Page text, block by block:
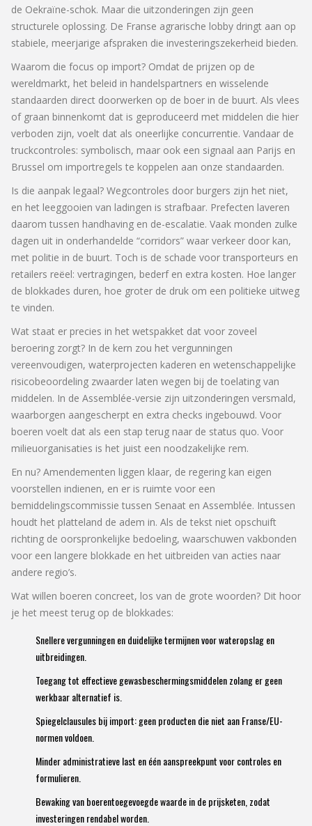
de Oekraïne-schok. Maar die uitzonderingen zijn geen
structurele oplossing. De Franse agrarische lobby dringt aan op
stabiele, meerjarige afspraken die investeringszekerheid bieden.
Waarom die focus op import? Omdat de prijzen op de
wereldmarkt, het beleid in handelspartners en wisselende
standaarden direct doorwerken op de boer in de buurt. Als vlees
of graan binnenkomt dat is geproduceerd met middelen die hier
verboden zijn, voelt dat als oneerlijke concurrentie. Vandaar de
truckcontroles: symbolisch, maar ook een signaal aan Parijs en
Brussel om importregels te koppelen aan onze standaarden.
Is die aanpak legaal? Wegcontroles door burgers zijn het niet,
en het leeggooien van ladingen is strafbaar. Prefecten laveren
daarom tussen handhaving en de-escalatie. Vaak monden zulke
dagen uit in onderhandelde “corridors” waar verkeer door kan,
met politie in de buurt. Toch is de schade voor transporteurs en
retailers reëel: vertragingen, bederf en extra kosten. Hoe langer
de blokkades duren, hoe groter de druk om een politieke uitweg
te vinden.
Wat staat er precies in het wetspakket dat voor zoveel
beroering zorgt? In de kern zou het vergunningen
vereenvoudigen, waterprojecten kaderen en wetenschappelijke
risicobeoordeling zwaarder laten wegen bij de toelating van
middelen. In de Assemblée-versie zijn uitzonderingen versmald,
waarborgen aangescherpt en extra checks ingebouwd. Voor
boeren voelt dat als een stap terug naar de status quo. Voor
milieuorganisaties is het juist een noodzakelijke rem.
En nu? Amendementen liggen klaar, de regering kan eigen
voorstellen indienen, en er is ruimte voor een
bemiddelingscommissie tussen Senaat en Assemblée. Intussen
houdt het platteland de adem in. Als de tekst niet opschuift
richting de oorspronkelijke bedoeling, waarschuwen vakbonden
voor een langere blokkade en het uitbreiden van acties naar
andere regio’s.
Wat willen boeren concreet, los van de grote woorden? Dit hoor
je het meest terug op de blokkades:
Snellere vergunningen en duidelijke termijnen voor wateropslag en
uitbreidingen.
Toegang tot effectieve gewasbeschermingsmiddelen zolang er geen
werkbaar alternatief is.
Spiegelclausules bij import: geen producten die niet aan Franse/EU-
normen voldoen.
Minder administratieve last en één aanspreekpunt voor controles en
formulieren.
Bewaking van boerentoegevoegde waarde in de prijsketen, zodat
investeringen rendabel worden.